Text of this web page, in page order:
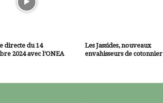
directe du 14
2024 avec l’ONEA
Les Jassides, nouveaux
envahisseurs de cotonnier